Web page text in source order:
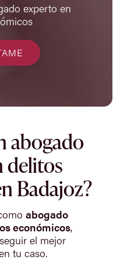
experto en
abogado
delitos
Badajoz?
abogado
económicos,
el mejor
tu caso.